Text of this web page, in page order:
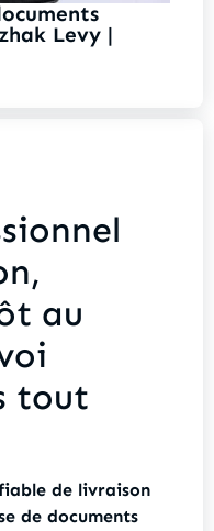
Levy |
au
tout
de livraison
de documents